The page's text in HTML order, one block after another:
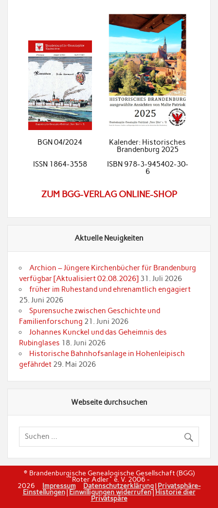
BGN 04/2024
Kalender: Historisches
Brandenburg 2025
ISSN 1864-3558
ISBN 978-3-945402-30-
6
ZUM BGG-VERLAG ONLINE-SHOP
Aktuelle Neuigkeiten
Archion – Jüngere Kirchenbücher für Brandenburg
verfügbar [Aktualisiert 02.08.2026] 31. Juli 2026
früher im Ruhestand und ehrenamtlich engagiert
25. Juni 2026
Spurensuche zwischen Geschichte und
Familienforschung 21. Juni 2026
Johannes Kunckel und das Geheimnis des
Rubinglases 18. Juni 2026
Historische Bahnhofsanlage in Hohenleipisch
gefährdet 29. Mai 2026
Webseite durchsuchen
© Brandenburgische Genealogische Gesellschaft (BGG)
"Roter Adler" e. V. 2006 -
2026 Impressum Datenschutzerklärung| Privatsphäre-
Einstellungen| Einwilligungen widerrufen|Historie dier
Privatspäre